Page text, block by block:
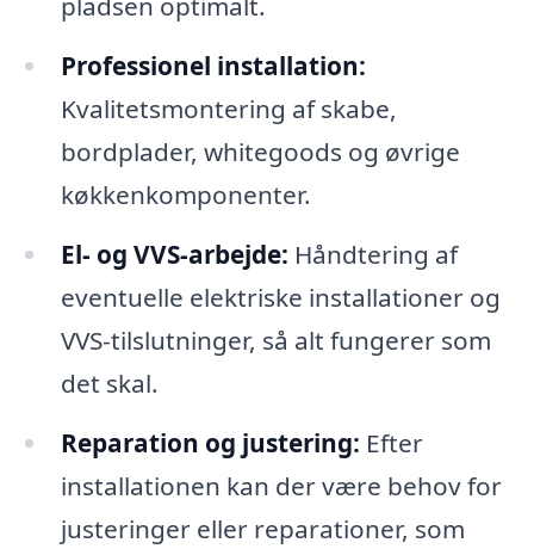
Professionel installation:
Kvalitetsmontering af skabe,
bordplader, whitegoods og øvrige
køkkenkomponenter.
El- og VVS-arbejde: Håndtering af
eventuelle elektriske installationer og
VVS-tilslutninger, så alt fungerer som
det skal.
Reparation og justering: Efter
installationen kan der være behov for
justeringer eller reparationer, som